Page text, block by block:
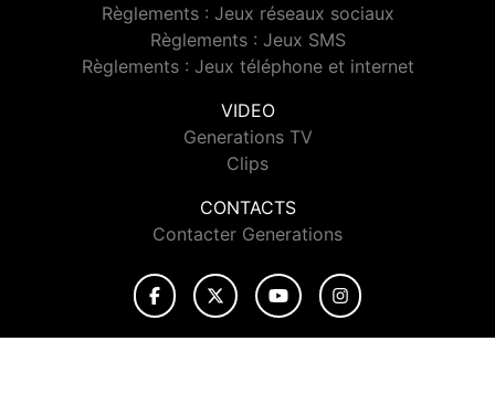
Règlements : Jeux réseaux sociaux
Règlements : Jeux SMS
Règlements : Jeux téléphone et internet
VIDEO
Generations TV
Clips
CONTACTS
Contacter Generations